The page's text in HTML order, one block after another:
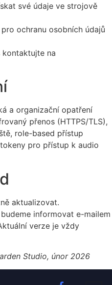
své údaje ve strojově
ochranu osobních údajů
kontaktujte na
a organizační opatření
přenos (HTTPS/TLS),
role-based přístup
pro přístup k audio
aktualizovat.
informovat e-mailem
verze je vždy
Studio, únor 2026